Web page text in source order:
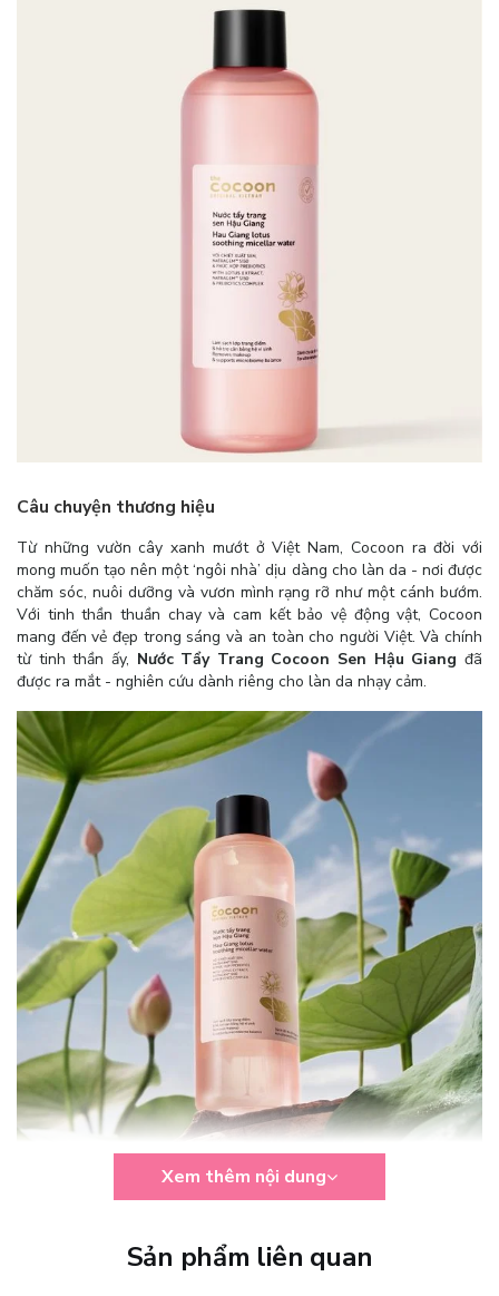
Câu chuyện thương hiệu
Từ những vườn cây xanh mướt ở Việt Nam, Cocoon ra đời với
mong muốn tạo nên một ‘ngôi nhà’ dịu dàng cho làn da - nơi được
chăm sóc, nuôi dưỡng và vươn mình rạng rỡ như một cánh bướm.
Với tinh thần thuần chay và cam kết bảo vệ động vật, Cocoon
mang đến vẻ đẹp trong sáng và an toàn cho người Việt. Và chính
từ tinh thần ấy, Nước Tẩy Trang Cocoon Sen Hậu Giang đã
được ra mắt - nghiên cứu dành riêng cho làn da nhạy cảm.
Với Cocoon Sen Hậu Giang, từng giọt nước tẩy trang như ôm ấp
Xem thêm nội dung
Sản phẩm liên quan